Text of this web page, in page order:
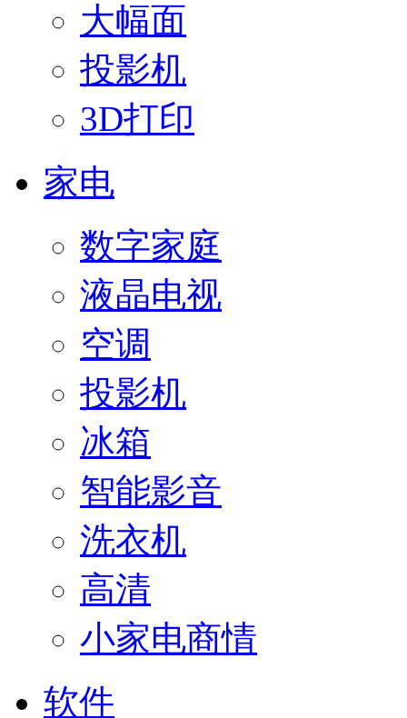
大幅面
投影机
3D打印
家电
数字家庭
液晶电视
空调
投影机
冰箱
智能影音
洗衣机
高清
小家电商情
软件